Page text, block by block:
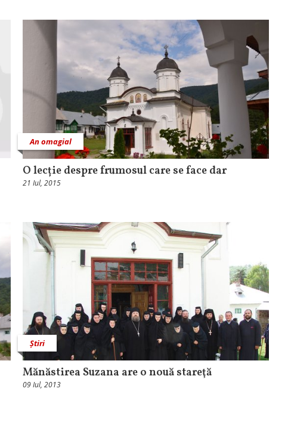
An omagial
O lecție despre frumosul care se face dar
21 Iul, 2015
Știri
Mănăstirea Suzana are o nouă stareţă
09 Iul, 2013